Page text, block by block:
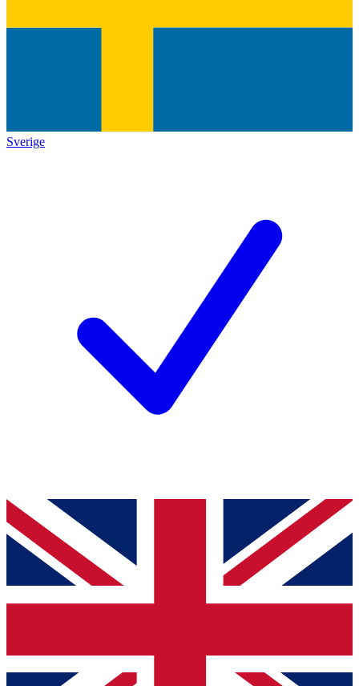
Sverige